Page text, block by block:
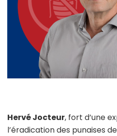
Hervé Jocteur, fort d’une
l’éradication des punaises